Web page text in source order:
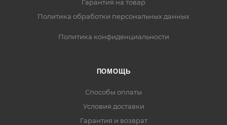
Гарантия на товар
Политика обработки персональных данных
Политика конфиденциальности
ПОМОЩЬ
Способы оплаты
Условия доставки
Гарантия и возврат